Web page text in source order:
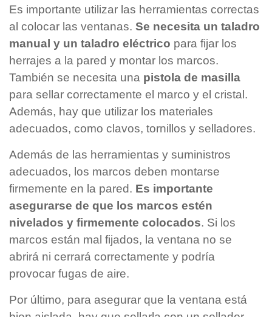
Es importante utilizar las herramientas correctas
al colocar las ventanas. Se necesita un taladro
manual y un taladro eléctrico para fijar los
herrajes a la pared y montar los marcos.
También se necesita una pistola de masilla
para sellar correctamente el marco y el cristal.
Además, hay que utilizar los materiales
adecuados, como clavos, tornillos y selladores.
Además de las herramientas y suministros
adecuados, los marcos deben montarse
firmemente en la pared. Es importante
asegurarse de que los marcos estén
nivelados y firmemente colocados. Si los
marcos están mal fijados, la ventana no se
abrirá ni cerrará correctamente y podría
provocar fugas de aire.
Por último, para asegurar que la ventana está